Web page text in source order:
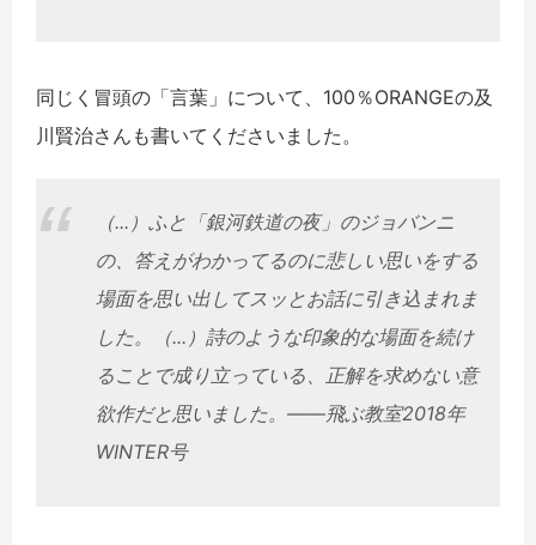
同じく冒頭の「言葉」について、100％ORANGEの及
川賢治さんも書いてくださいました。
（...）ふと「銀河鉄道の夜」のジョバンニ
の、答えがわかってるのに悲しい思いをする
場面を思い出してスッとお話に引き込まれま
した。（...）詩のような印象的な場面を続け
ることで成り立っている、正解を求めない意
欲作だと思いました。――飛ぶ教室2018年
WINTER号